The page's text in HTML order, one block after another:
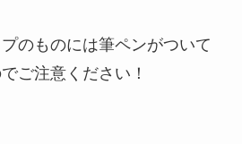
のものには筆ペンがついて
ご注意ください！